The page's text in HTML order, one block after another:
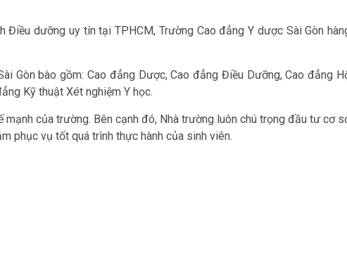
dưỡng uy tín tại TPHCM, Trường Cao đẳng Y dược Sài Gòn
Gòn bào gồm: Cao đẳng Dược, Cao đẳng Điều Dưỡng, Cao đẳng
Kỹ thuật Xét nghiệm Y học.
của trường. Bên cạnh đó, Nhà trường luôn chú trọng đầu tư cơ
phục vụ tốt quá trình thực hành của sinh viên.